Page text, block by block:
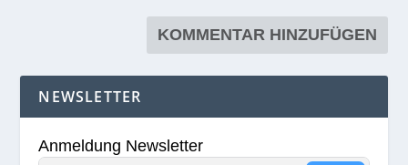
NEWSLETTER
Anmeldung Newsletter